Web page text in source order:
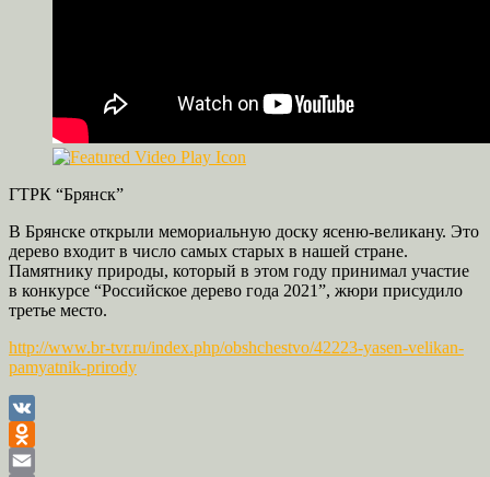
ГТРК “Брянск”
В Брянске открыли мемориальную доску ясеню-великану. Это
дерево входит в число самых старых в нашей стране.
Памятнику природы, который в этом году принимал участие
в конкурсе “Российское дерево года 2021”, жюри присудило
третье место.
http://www.br-tvr.ru/index.php/obshchestvo/42223-yasen-velikan-
pamyatnik-prirody
VK
Odnoklassniki